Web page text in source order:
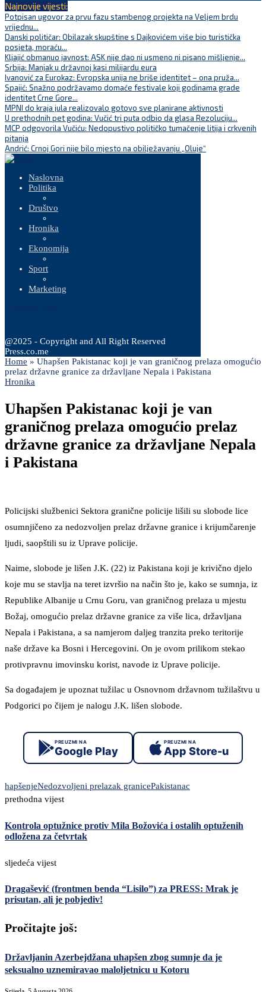
Najnovije vijesti:
Potpisan ugovor za prvu fazu stambenog projekta na Veljem brdu
vrijednu...
Danski političar: Obilazak skupštine s Dajkovićem više bio turistička
posjeta, moraću...
Kljajić obmanuo javnost: ASK nije dao ni usmeno ni pisano mišljenje...
Srbija: Manjak u državnoj kasi milijardu eura
Ivanović za Eurokaz: Evropska unija ne briše identitet – ona pruža...
Spajić: Snažno podržavamo domaće festivale koji godinama grade
identitet Crne Gore...
MPNI do kraja jula realizovalo gotovo sve planirane aktivnosti
U prethodnih pet godina: Vučić tri puta odbio da glasa Rezoluciju...
MCP odgovorila Vučiću: Nedopustivo političko tumačenje litija i crkvenih
pitanja
Andrić: Crnoj Gori nije bilo mjesto na obilježavanju „Oluje“
Naslovna
Politika
Društvo
Hronika
Ekonomija
Sport
Marketing
@2025 - Copyright and All Right Reserved
Press.co.me
Home » Uhapšen Pakistanac koji je van graničnog prelaza omogućio
prelaz državne granice za državljane Nepala i Pakistana
Hronika
Uhapšen Pakistanac koji je van
graničnog prelaza omogućio prelaz
državne granice za državljane Nepala
i Pakistana
Policijski službenici Sektora granične policije lišili su slobode lice
osumnjičeno za nedozvoljen prelaz državne granice i krijumčarenje
ljudi, saopštili su iz Uprave policije.
Naime, slobode je lišen J.K. (22) iz Pakistana koji je krivično djelo
koje mu se stavlja na teret izvršio na način što je, kako se sumnja, iz
Republike Albanije u Crnu Goru, van graničnog prelaza u mjestu
Božaj, omogućio prelaz državne granice za više lica, državljana
Nepala i Pakistana, a sa namjerom daljeg tranzita preko teritorije
naše države ka Bosni i Hercegovini. On je ovom prilikom stekao
protivpravnu imovinsku korist, navode iz Uprave policije.
Sa događajem je upoznat tužilac u Osnovnom državnom tužilaštvu u
Podgorici po čijem je nalogu J.K. lišen slobode.
PREUZMI NA
Google Play
PREUZMI NA
App Store-u
hapšenjeNedozvoljeni prelazak granicePakistanac
prethodna vijest
Kontrola optužnice protiv Mila Božovića i ostalih optuženih
odložena za četvrtak
sljedeća vijest
Dragašević (frontmen benda “Lisilo”) za PRESS: Mrak je
prisutan, ali je pobjediv!
Pročitajte još:
Državljanin Azerbejdžana uhapšen zbog sumnje da je
seksualno uznemiravao maloljetnicu u Kotoru